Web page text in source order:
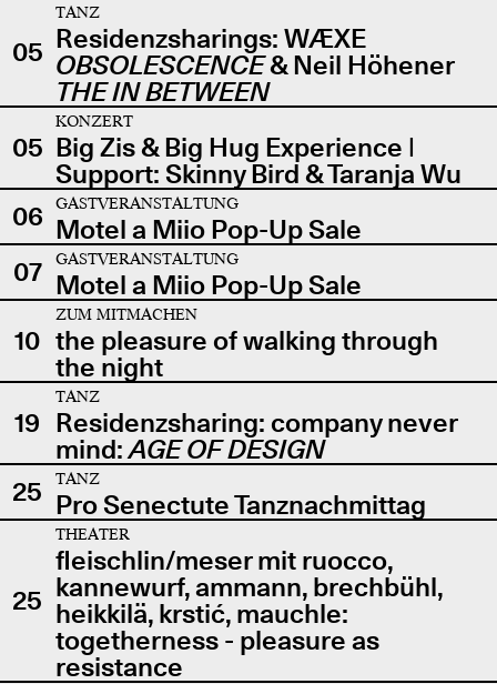
05
TANZ
Residenzsharings: WÆXE
OBSOLESCENCE& Neil Höhener
THE IN BETWEEN
05
KONZERT
Big Zis & Big Hug Experience |
Support: Skinny Bird & Taranja Wu
06
GASTVERANSTALTUNG
Motel a Miio Pop-Up Sale
07
GASTVERANSTALTUNG
Motel a Miio Pop-Up Sale
10
ZUM MITMACHEN
the pleasure of walking through
the night
19
TANZ
Residenzsharing: company never
mind:AGE OF DESIGN
25
TANZ
Pro Senectute Tanznachmittag
25
THEATER
fleischlin/meser mit ruocco,
kannewurf, ammann, brechbühl,
heikkilä, krstić, mauchle:
togetherness - pleasure as
resistance